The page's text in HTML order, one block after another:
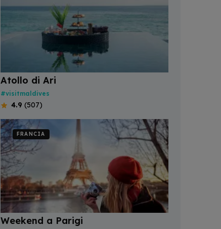
Atollo di Ari
#visitmaldives
4.9 (507)
FRANCIA
Weekend a Parigi